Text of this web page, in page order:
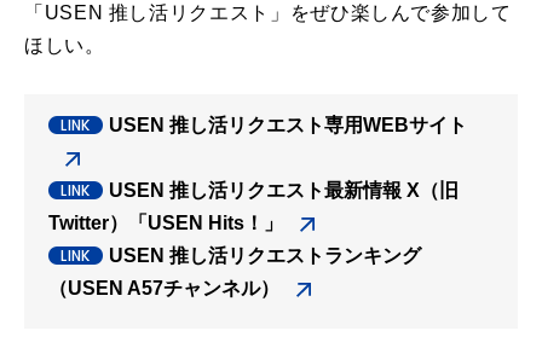
「USEN 推し活リクエスト」をぜひ楽しんで参加して
ほしい。
USEN 推し活リクエスト専用WEBサイト
USEN 推し活リクエスト最新情報 X（旧
Twitter）「USEN Hits！」
USEN 推し活リクエストランキング
（USEN A57チャンネル）